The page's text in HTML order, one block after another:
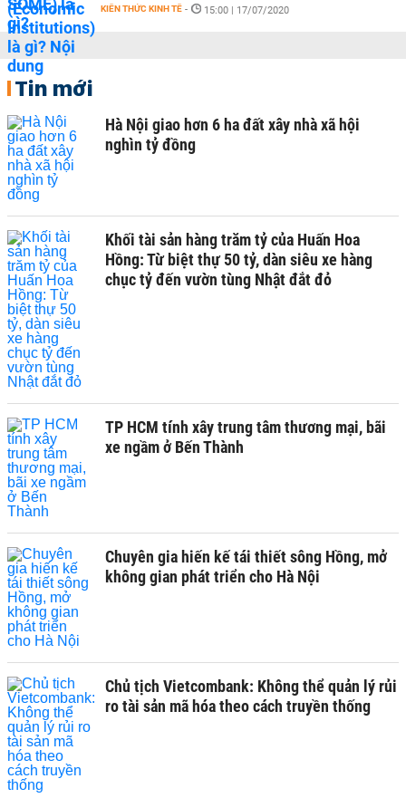
KIẾN THỨC KINH TẾ - 15:00 | 17/07/2020
Tin mới
Hà Nội giao hơn 6 ha đất xây nhà xã hội
nghìn tỷ đồng
Khối tài sản hàng trăm tỷ của Huấn Hoa
Hồng: Từ biệt thự 50 tỷ, dàn siêu xe hàng
chục tỷ đến vườn tùng Nhật đắt đỏ
TP HCM tính xây trung tâm thương mại, bãi
xe ngầm ở Bến Thành
Chuyên gia hiến kế tái thiết sông Hồng, mở
không gian phát triển cho Hà Nội
Chủ tịch Vietcombank: Không thể quản lý rủi
ro tài sản mã hóa theo cách truyền thống